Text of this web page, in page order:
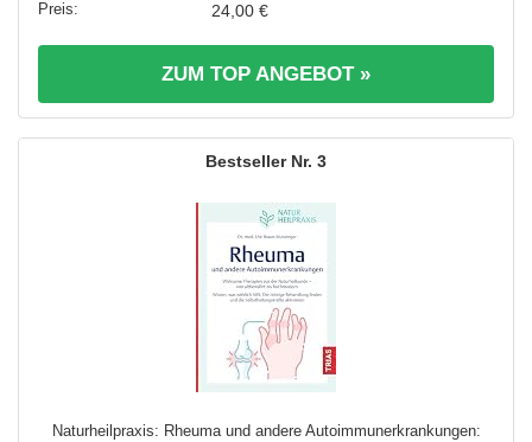
24,00 €
ZUM TOP ANGEBOT »
3
Naturheilpraxis: Rheuma und andere Autoimmunerkrankungen: